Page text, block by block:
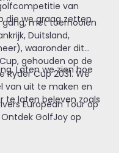
van
die we graag zetten.
gang, met toernooien
Duitsland,
waaronder dit
gehouden op de
Cup 2031. We
van uit te maken en
te laten beleven zoals
Laten we zien hoe
European Tour op
Ontdek GolfJoy op